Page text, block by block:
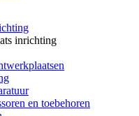
inrichting
en toebehoren